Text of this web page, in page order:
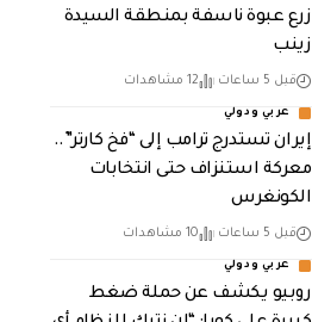
زرع عبوة ناسفة بمنطقة السيدة
زينب
قبل 5 ساعات 12 مشاهدات
عربي ودولي
إيران تستدرج ترامب إلى “فخ كارتر”..
معركة استنزاف حتى انتخابات
الكونغرس
قبل 5 ساعات 10 مشاهدات
عربي ودولي
روبيو يكشف عن حملة ضغط